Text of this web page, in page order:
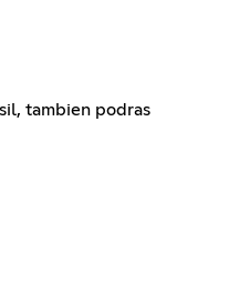
tambien podras